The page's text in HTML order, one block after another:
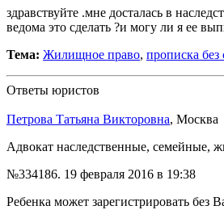
здравствуйте .мне досталась в
ведома это сделать ?и могу ли я ее
Тема: Жилищное право, прописка без
Ответы юристов
Петрова Татьяна Викторовна, Москва
Адвокат наследственные, семейные,
№334186. 19 февраля 2016 в 19:38
Ребенка может зарегистрировать без